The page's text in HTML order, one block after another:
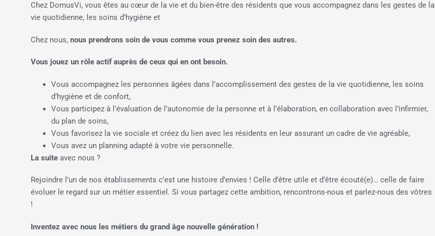
Chez DomusVi, vous êtes au cœur de la vie et du bien-être des résidents que vous accompagnez dans les gestes de la
vie quotidienne, les soins d’hygiène et
Chez nous, nous prendrons soin de vous comme vous prenez soin des autres.
Vous jouez un rôle actif auprès de ceux qui en ont besoin.
Vous accompagnez les personnes âgées dans l’accomplissement des gestes de la vie quotidienne, les soins
d’hygiène et de confort,
Vous participez à l’évaluation de l’autonomie de la personne et à l’élaboration, en collaboration avec l’infirmier,
du plan de soins,
Vous favorisez la vie sociale et créez du lien avec les résidents en leur assurant un cadre de vie agréable,
Vous avez un planning adapté à votre vie personnelle.
La suite avec nous ?
Rejoindre l’un de nos établissements c’est une histoire d’envies ! Celle d’être utile et d’être écouté(e)… celle de faire
évoluer le regard sur un métier essentiel. Si vous partagez cette ambition, rencontrons-nous et parlez-nous des vôtres
!
Inventez avec nous les métiers du grand âge nouvelle génération !